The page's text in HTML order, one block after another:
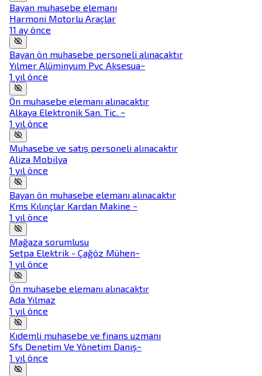
Bayan muhasebe elemanı
Harmoni Motorlu Araçlar
11 ay önce
Bayan ön muhasebe personeli alınacaktır
Yılmer Alüminyum Pvc Aksesua~
1 yıl önce
Ön muhasebe elemanı alınacaktır
Alkaya Elektronik San. Tic. ~
1 yıl önce
Muhasebe ve satış personeli alınacaktır
Aliza Mobilya
1 yıl önce
Bayan ön muhasebe elemanı alınacaktır
Kms Kılınçlar Kardan Makine ~
1 yıl önce
Mağaza sorumlusu
Setpa Elektrik - Çağöz Mühen~
1 yıl önce
Ön muhasebe elemanı alınacaktır
Ada Yılmaz
1 yıl önce
Kıdemli muhasebe ve finans uzmanı
Sfs Denetim Ve Yönetim Danış~
1 yıl önce